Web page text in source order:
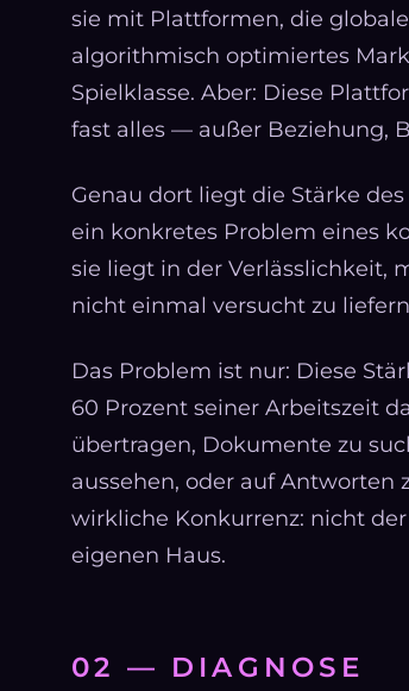
sie mit Plattformen, die
algorithmisch optimiertes
Spielklasse. Aber: Diese
fast alles — außer Beziehung,
Genau dort liegt die Stärke
ein konkretes Problem eines
sie liegt in der Verlässlichkeit,
nicht einmal versucht zu
Das Problem ist nur: Diese
60 Prozent seiner Arbeitszeit
übertragen, Dokumente zu
aussehen, oder auf Antworten
wirkliche Konkurrenz: nicht
eigenen Haus.
02 — DIAGNOSE